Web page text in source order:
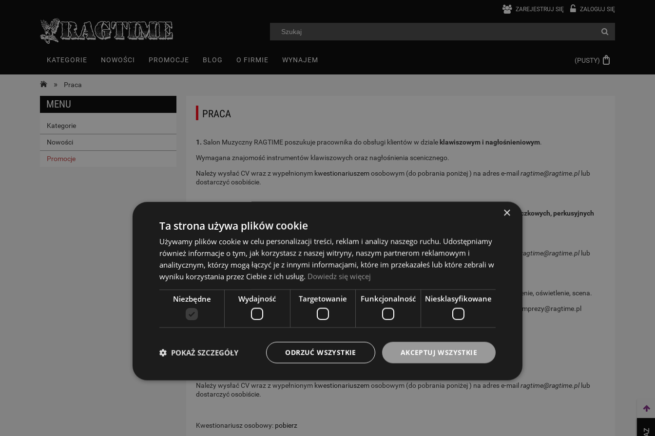
ZAREJESTRUJ SIĘ ZALOGUJ SIĘ
(PUSTY)
KATEGORIE NOWOŚCI PROMOCJE BLOG O FIRMIE WYNAJEM
» Praca
MENU
Kategorie
Nowości
Promocje
PRACA
1. Salon Muzyczny RAGTIME poszukuje pracownika do obsługi klientów w dziale klawiszowym i nagłośnieniowym.
Wymagana znajomość instrumentów klawiszowych oraz nagłośnienia scenicznego.
Należy wysłać CV wraz z wypełnionym kwestionariuszemosobowym (do pobrania poniżej ) na adres e-mail ragtime@ragtime.pllub
dostarczyć osobiście.
instrumentów dętych, smyczkowych, perkusyjnych
oraz gitar.
Mile widziane doświadczenie na podobnym stanowisku oraz wiedza o instrumentach.
Należy wysłać CV wraz z wypełnionymkwestionariuszemosobowym (do pobrania poniżej ) na adres e-mail ragtime@ragtime.pllub
dostarczyć osobiście.
- nagłośnienie, oświetlenie, scena.
Należy wysłać CV wraz z wypełnionym
kwestionariuszem
osobowym (do pobrania poniżej ) na adres e-mail imprezy@ragtime.pl
Gitary: klasycznej, akustycznej, elektrycznej, basowej
Perkusji
Klawiszy: pianino, keyboard
Należy wysłać CV wraz z wypełnionym kwestionariuszemosobowym (do pobrania poniżej ) na adres e-mail ragtime@ragtime.pllub
dostarczyć osobiście.
Kwestionariusz osobowy: pobierz
×
Ta strona używa plików cookie
Używamy plików cookie w celu personalizacji treści, reklam i analizy naszego ruchu. Udostępniamy
również informacje o tym, jak korzystasz z naszej witryny, naszym partnerom reklamowym i
analitycznym, którzy mogą łączyć je z innymi informacjami, które im przekazałeś lub które zebrali w
wyniku korzystania przez Ciebie z ich usług. Dowiedz się więcej
Niezbędne Wydajność Targetowanie Funkcjonalność Niesklasyfikowane
AKCEPTUJ WSZYSTKIE
ODRZUĆ WSZYSTKIE
POKAŻ SZCZEGÓŁY